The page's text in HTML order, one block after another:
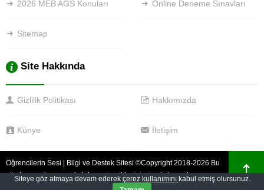
2026 MEB AGS Konuları Online Deneme Sınavları
Sitemap
Site Hakkında
Gizlilik Politikası Hakkımızda
Künye İletişim
Öğrencilerin Sesi | Bilgi ve Destek Sitesi ©Copyright 2018-2026 Bu
sitede yayınlanan makaleler ve içerikler izinsiz alıntı yapılamaz ve
Koruması altındadır.
Siteye göz atmaya devam ederek çerez kullanımını kabul etmiş olursunuz.